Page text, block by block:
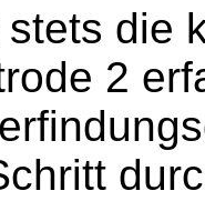
die
2